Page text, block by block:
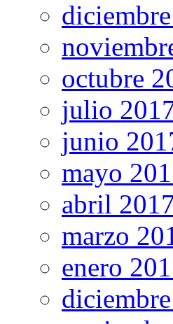
octubre
julio
junio
mayo
abril
marzo
enero